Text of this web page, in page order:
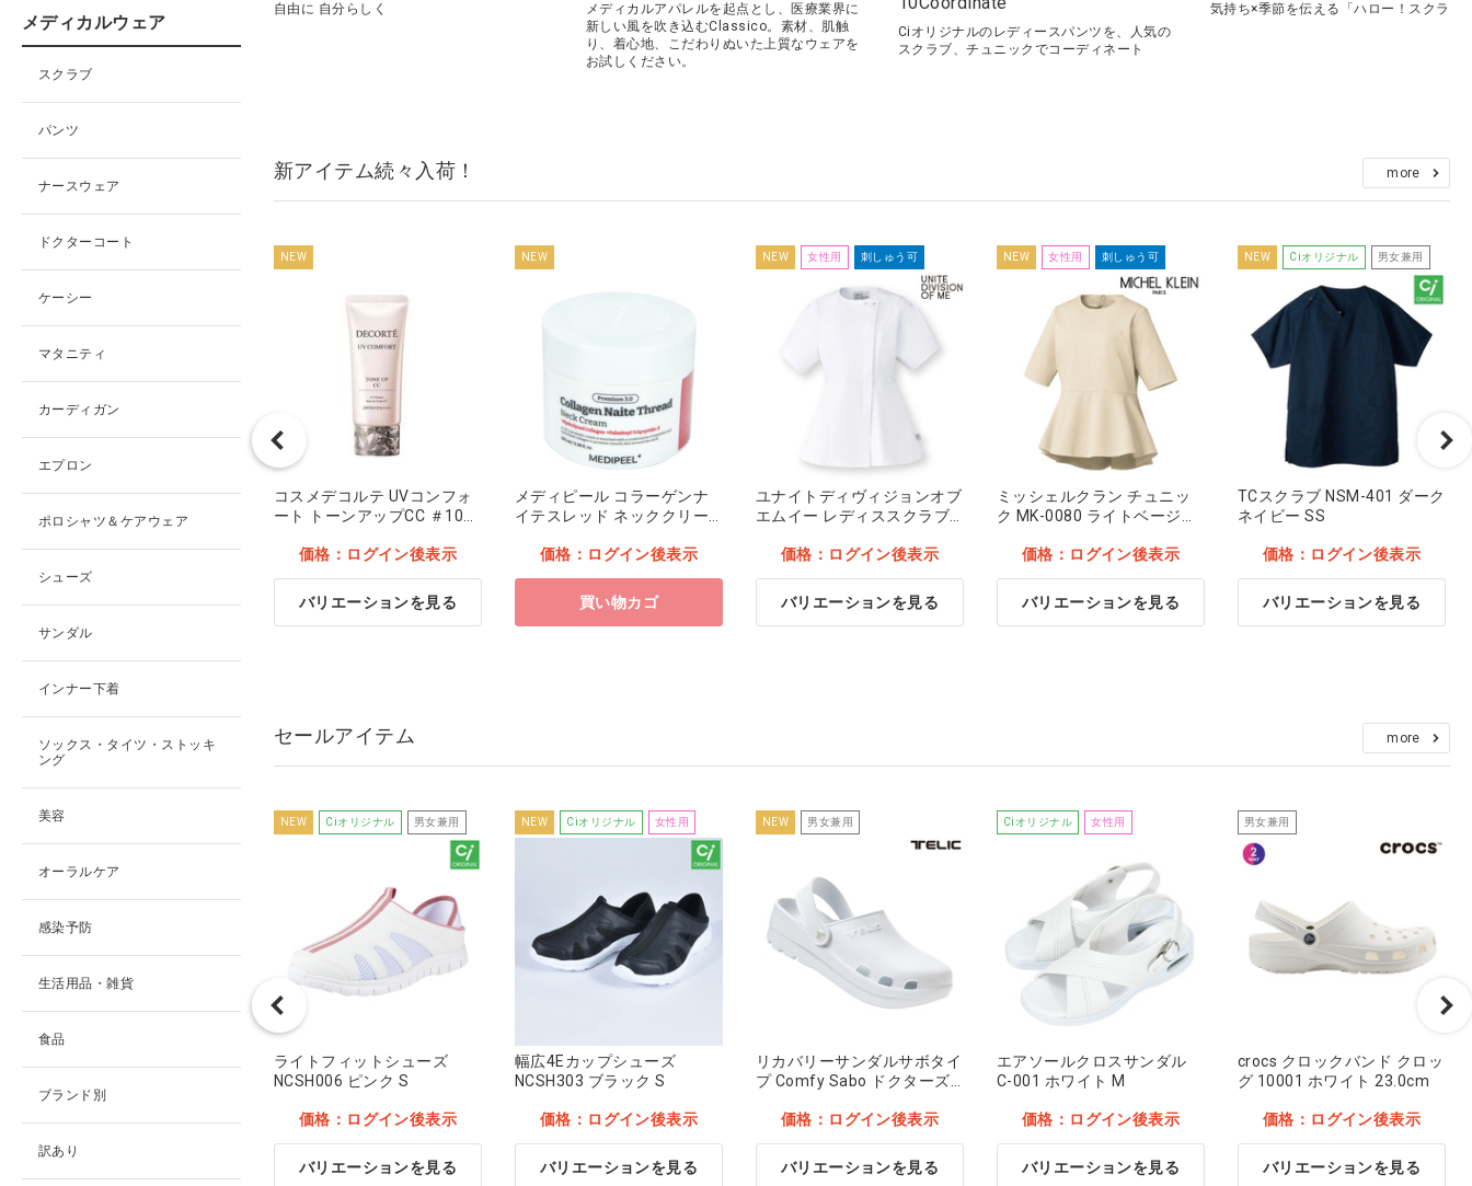
自由に 自分らしく
メディカルアパレルを起点とし、医療業界に
新しい風を吹き込むClassico。素材、肌触
り、着心地、こだわりぬいた上質なウェアを
お試しください。
Ciオリジナルのレディースパンツを、人気の
スクラブ、チュニックでコーディネート
気持ち×季節を伝える「ハロー！スクラブ
新アイテム続々入荷！ more
コポー カバの歯磨きをする
カエル
価格：ログイン後表示
バリエーションを見る
NEW
コスメデコルテ UVコンフォ
ート トーンアップCC ＃10
価格：ログイン後表示
バリエーションを見る
NEW
メディピール コラーゲンナ
イテスレッド ネッククリー
価格：ログイン後表示
買い物カゴ
NEW 女性用 刺しゅう可
ユナイトディヴィジョンオブ
エムイー レディススクラブ
価格：ログイン後表示
バリエーションを見る
NEW 女性用 刺しゅう可
ミッシェルクラン チュニッ
ク MK-0080 ライトベージュ
価格：ログイン後表示
バリエーションを見る
NEW Ciオリジナル 男女兼用
TCスクラブ NSM-401 ダーク
ネイビー SS
価格：ログイン後表示
バリエーションを見る
セールアイテム more
女性用
価格：ログイン後表示
NEW Ciオリジナル 男女兼用
ライトフィットシューズ
NCSH006 ピンク S
価格：ログイン後表示
バリエーションを見る
NEW Ciオリジナル 女性用
幅広4Eカップシューズ
NCSH303 ブラック S
価格：ログイン後表示
バリエーションを見る
NEW 男女兼用
リカバリーサンダルサボタイ
プ Comfy Sabo ドクターズ
価格：ログイン後表示
バリエーションを見る
Ciオリジナル 女性用
エアソールクロスサンダル
C-001 ホワイト M
価格：ログイン後表示
バリエーションを見る
男女兼用
crocs クロックバンド クロッ
グ 10001 ホワイト 23.0cm
価格：ログイン後表示
バリエーションを見る
メディカルウェア
スクラブ
パンツ
ナースウェア
ドクターコート
ケーシー
マタニティ
カーディガン
エプロン
ポロシャツ＆ケアウェア
シューズ
サンダル
インナー下着
ソックス・タイツ・ストッキ
ング
美容
オーラルケア
感染予防
生活用品・雑貨
食品
ブランド別
訳あり